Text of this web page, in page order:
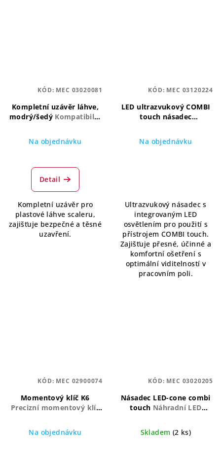
Kompletní uzávěr láhve,
modrý/šedý Kompatibilní
Na objednávku
Detail
Kompletní uzávěr pro
plastové láhve scaleru,
zajišťuje bezpečné a těsné
uzavření.
KÓD: MEC 03020081
LED ultrazvukový COMBI
touch násadec
COMBI touch
Na objednávku
Ultrazvukový násadec s
integrovaným LED
osvětlením pro použití s
přístrojem COMBI touch.
Zajišťuje přesné, účinné a
komfortní ošetření s
optimální viditelností v
pracovním poli.
KÓD: MEC 03120224
Momentový klíč K6
Precizní momentový klíč
kontrolované utažení
Na objednávku
KÓD: MEC 02900074
Násadec LED-cone combi
touch Náhradní LED
s kuželovým osvětlením
Skladem (2 ks)
KÓD: MEC 03020205